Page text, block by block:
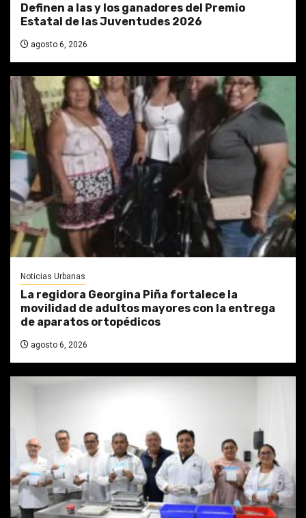
Definen a las y los ganadores del Premio
Estatal de las Juventudes 2026
agosto 6, 2026
Noticias Urbanas
La regidora Georgina Piña fortalece la
movilidad de adultos mayores con la entrega
de aparatos ortopédicos
agosto 6, 2026